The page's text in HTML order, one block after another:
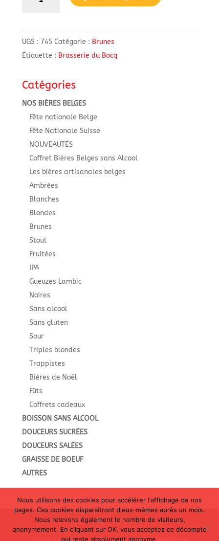
BRUNE
Sur
commande
UGS : 745 Catégorie : Brunes
Étiquette : Brasserie du Bocq
Catégories
NOS BIÈRES BELGES
Fête nationale Belge
Fête Nationale Suisse
NOUVEAUTÉS
Coffret Bières Belges sans Alcool
Les bières artisanales belges
Ambrées
Blanches
Blondes
Brunes
Stout
Fruitées
IPA
Gueuzes Lambic
Noires
Sans alcool
Sans gluten
Sour
Triples blondes
Trappistes
Bières de Noël
Fûts
Coffrets cadeaux
BOISSON SANS ALCOOL
DOUCEURS SUCRÉES
DOUCEURS SALÉES
GRAISSE DE BOEUF
AUTRES
Nous utilisons des cookies pour accélérer l'affichage de nos
pages. Ces cookies disparaîtront d'eux-mêmes après un mois.
Nous relevons également le nombre de visiteurs,
anonymement. En cliquant sur OK, vous acceptez ce décompte
qui reste absolument anonyme.